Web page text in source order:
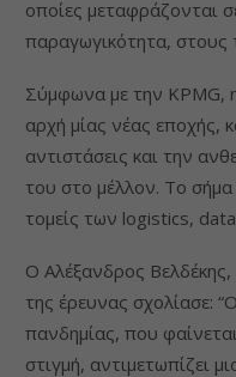
οποίες μεταφράζονται
παραγωγικότητα, στους
Σύμφωνα με την KPMG,
αρχή μίας νέας εποχής,
αντιστάσεις και την
του στο μέλλον. Το
τομείς των logistics,
Ο Αλέξανδρος
της έρευνας σχολίασε:
πανδημίας, που
στιγμή, αντιμετωπίζει